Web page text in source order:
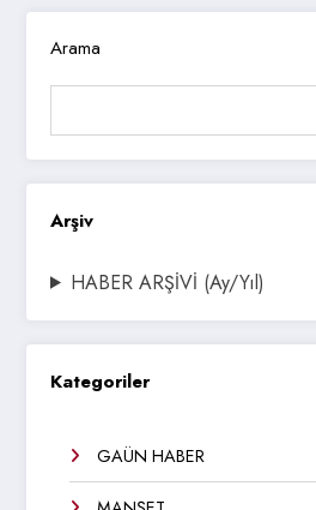
Arama
Arşiv
HABER ARŞİVİ (Ay/Yıl)
Kategoriler
GAÜN HABER